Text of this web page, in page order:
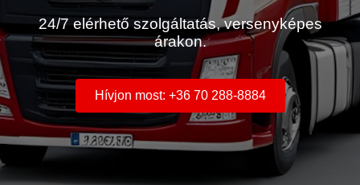
24/7 elérhető szolgáltatás, versenyképes
árakon.
Hívjon most: +36 70 288-8884